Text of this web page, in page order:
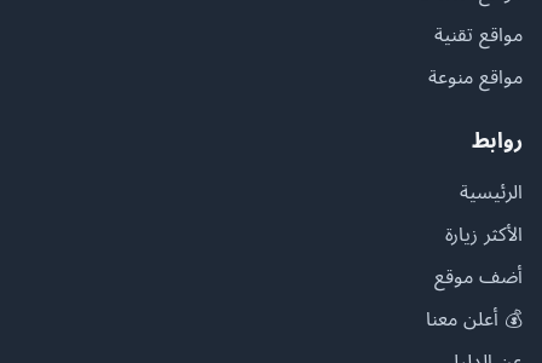
مواقع تقنية
مواقع منوعة
روابط
الرئيسية
الأكثر زيارة
أضف موقع
💰 أعلن معنا